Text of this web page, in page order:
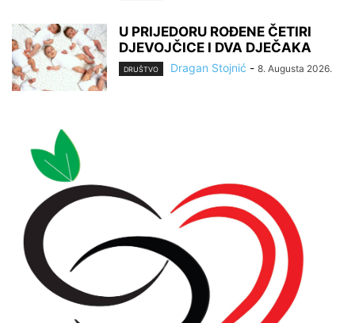
U PRIJEDORU ROĐENE ČETIRI
DJEVOJČICE I DVA DJEČAKA
DRUŠTVO Dragan Stojnić - 8. Augusta 2026.